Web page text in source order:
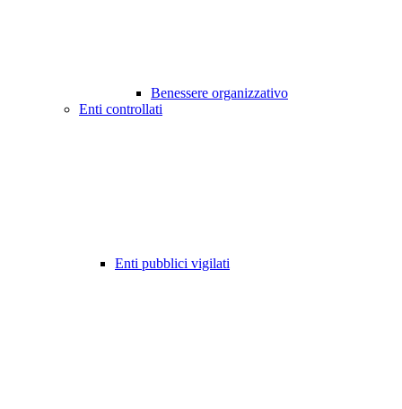
Benessere organizzativo
Enti controllati
Enti pubblici vigilati